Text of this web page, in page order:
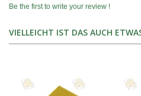
Be the first to write your review !
VIELLEICHT IST DAS AUCH